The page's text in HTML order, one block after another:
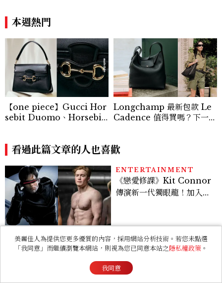
本週熱門
【one piece】Gucci Hor
sebit Duomo、Horsebit
最經典的象徵
Longchamp 最新包款 Le
Cadence 值得買嗎？下一款
看過此篇文章的人也喜歡
ENTERTAINMENT
《戀愛修課》Kit Connor
傳演新一代獨眼龍！加入新
LIFESTYLE
哈利波特迷衝台中！全台第
二間專賣店在這開幕，25週
年限定周邊、托特包太值得
美麗佳人為提供您更多優質的內容，採用網站分析技術。若您未點選
「我同意」而繼續瀏覽本網站，則視為您已同意本站之隱私權政策 。
我同意